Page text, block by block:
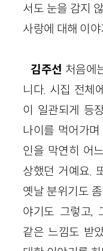
서도 눈을 감지
사랑에 대해 이
김주선 처음에
니다. 시집 전체
이 일관되게 등
나이를 먹어가
인을 막연히 어
상했던 거예요.
옛날 분위기도
야기도 그렇고,
같은 느낌도 받